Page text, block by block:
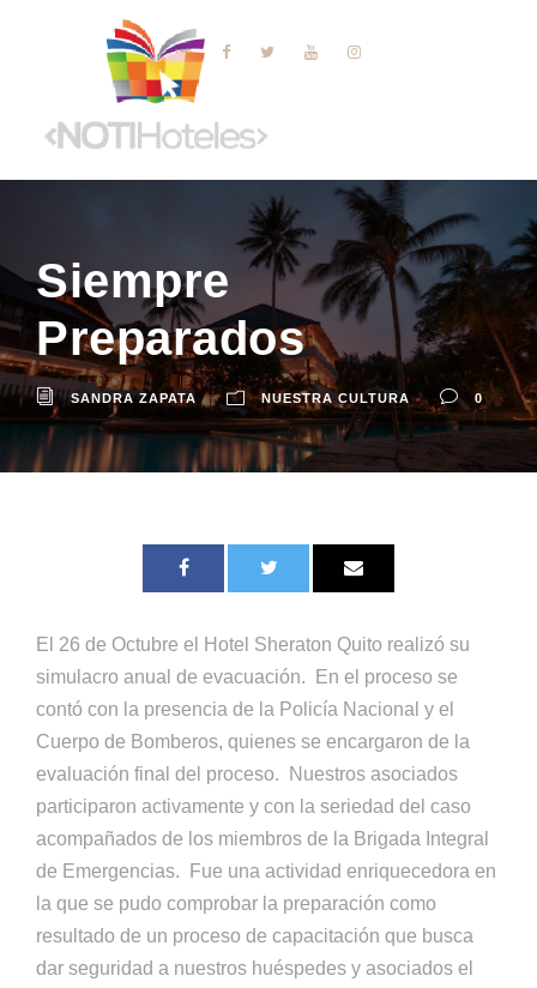
Siempre
Preparados
SANDRA ZAPATA NUESTRA CULTURA 0
El 26 de Octubre el Hotel Sheraton Quito realizó su
simulacro anual de evacuación. En el proceso se
contó con la presencia de la Policía Nacional y el
Cuerpo de Bomberos, quienes se encargaron de la
evaluación final del proceso. Nuestros asociados
participaron activamente y con la seriedad del caso
acompañados de los miembros de la Brigada Integral
de Emergencias. Fue una actividad enriquecedora en
la que se pudo comprobar la preparación como
resultado de un proceso de capacitación que busca
dar seguridad a nuestros huéspedes y asociados el